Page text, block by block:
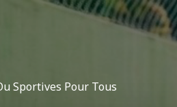
Sportives Pour Tous